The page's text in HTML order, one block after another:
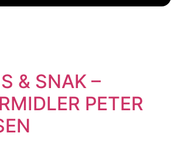
& SNAK –
PETER